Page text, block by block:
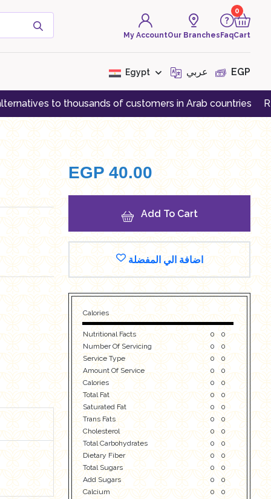
My AccountOur Branches Faq
0
Cart
There are no products to
display at the moment
Egypt عربي EGP
thousands of customers in Arab countries Register an
EGP 40.00
Add To Cart
اضافة الي المفضلة
Calories
Nutritional Facts 0
0
Number Of Servicing
0
0
Service Type
0
0
Amount Of Service
0
0
Calories
0
0
Total Fat
0
0
Saturated Fat
0
0
Trans Fats
0
0
Cholesterol
0
0
Total Carbohydrates
0
0
Dietary Fiber
0
0
Total Sugars
0
0
Add Sugars
0
0
Calcium
0
0